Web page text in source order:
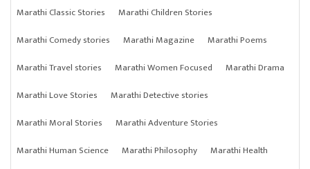
Marathi Classic Stories
Marathi Children Stories
Marathi Comedy stories
Marathi Magazine
Marathi Poems
Marathi Travel stories
Marathi Women Focused
Marathi Drama
Marathi Love Stories
Marathi Detective stories
Marathi Moral Stories
Marathi Adventure Stories
Marathi Human Science
Marathi Philosophy
Marathi Health